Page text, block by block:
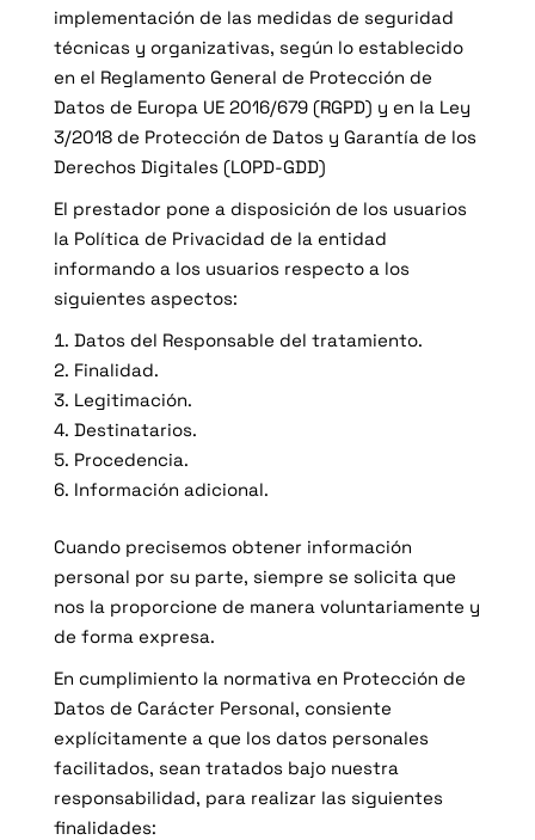
implementación de las medidas de seguridad
técnicas y organizativas, según lo establecido
en el Reglamento General de Protección de
Datos de Europa UE 2016/679 (RGPD) y en la Ley
3/2018 de Protección de Datos y Garantía de los
Derechos Digitales (LOPD-GDD)
El prestador pone a disposición de los usuarios
la Política de Privacidad de la entidad
informando a los usuarios respecto a los
siguientes aspectos:
Datos del Responsable del tratamiento.
Finalidad.
Legitimación.
Destinatarios.
Procedencia.
Información adicional.
Cuando precisemos obtener información
personal por su parte, siempre se solicita que
nos la proporcione de manera voluntariamente y
de forma expresa.
En cumplimiento la normativa en Protección de
Datos de Carácter Personal, consiente
explícitamente a que los datos personales
facilitados, sean tratados bajo nuestra
responsabilidad, para realizar las siguientes
finalidades: